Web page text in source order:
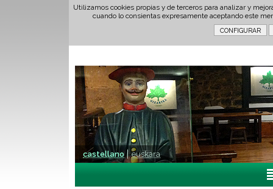
Utilizamos cookies propias y de terceros para analizar y
cuando lo consientas expresamente aceptando este
castellano euskara